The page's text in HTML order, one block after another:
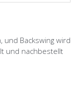
und Backswing wird
und nachbestellt